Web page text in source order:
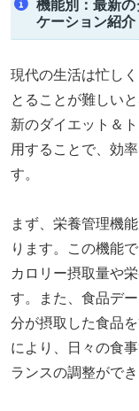
機能別：最新
ケーション紹介
現代の生活は忙し
とることが難しい
新のダイエット＆
用することで、効
す。
まず、栄養管理機
ります。この機能
カロリー摂取量や
す。また、食品デ
分が摂取した食品
により、日々の食
ランスの調整ができ